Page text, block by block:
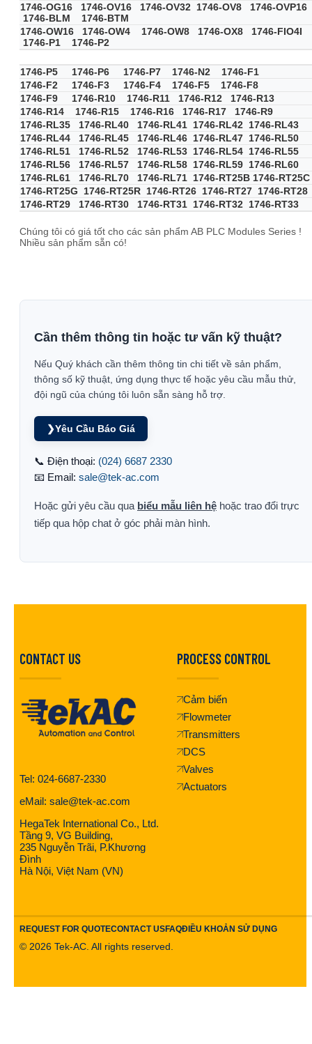
1746-OG16 1746-OV16 1746-OV32 1746-OV8 1746-OVP16
1746-BLM 1746-BTM
1746-OW16 1746-OW4 1746-OW8 1746-OX8 1746-FIO4I
1746-P1 1746-P2
1746-P5 1746-P6 1746-P7 1746-N2 1746-F1
1746-F2 1746-F3 1746-F4 1746-F5 1746-F8
1746-F9 1746-R10 1746-R11 1746-R12 1746-R13
1746-R14 1746-R15 1746-R16 1746-R17 1746-R9
1746-RL35 1746-RL40 1746-RL41 1746-RL42 1746-RL43
1746-RL44 1746-RL45 1746-RL46 1746-RL47 1746-RL50
1746-RL51 1746-RL52 1746-RL53 1746-RL54 1746-RL55
1746-RL56 1746-RL57 1746-RL58 1746-RL59 1746-RL60
1746-RL61 1746-RL70 1746-RL71 1746-RT25B 1746-RT25C
1746-RT25G 1746-RT25R 1746-RT26 1746-RT27 1746-RT28
1746-RT29 1746-RT30 1746-RT31 1746-RT32 1746-RT33
Chúng tôi có giá tốt cho các sản phẩm AB PLC Modules Series !
Nhiều sản phẩm sẵn có!
Cần thêm thông tin hoặc tư vấn kỹ thuật?
Nếu Quý khách cần thêm thông tin chi tiết về sản phẩm,
thông số kỹ thuật, ứng dụng thực tế hoặc yêu cầu mẫu thử,
đội ngũ của chúng tôi luôn sẵn sàng hỗ trợ.
❯Yêu Cầu Báo Giá
📞 Điện thoại: (024) 6687 2330
📧 Email: sale@tek-ac.com
Hoặc gửi yêu cầu qua biểu mẫu liên hệ hoặc trao đổi trực
tiếp qua hộp chat ở góc phải màn hình.
CONTACT US
Tel: 024-6687-2330
eMail: sale@tek-ac.com
HegaTek International Co., Ltd.
Tầng 9, VG Building,
235 Nguyễn Trãi, P.Khương
Đình
Hà Nội, Việt Nam (VN)
PROCESS CONTROL
Cảm biến
Flowmeter
Transmitters
DCS
Valves
Actuators
REQUEST FOR QUOTECONTACT USFAQĐIỀU KHOẢN SỬ DỤNG
© 2026 Tek-AC. All rights reserved.